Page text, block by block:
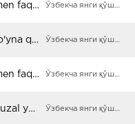
Merdan Kurbanov - Sevdim men faqat Gulnozani 2 Ўзбекча янги қўшиқлар
Merdan Kurbanov - Qani bir o'yna qirolicha Ўзбекча янги қўшиқлар
Merdan Kurbanov - Sevdim men faqat Gulnozani Ўзбекча янги қўшиқлар
Merdan Kurbanov - Sevdim guzal yorni Ўзбекча янги қўшиқлар